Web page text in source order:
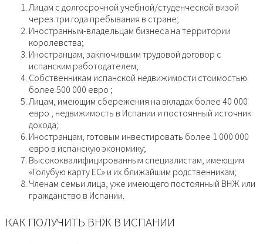
Лицам с долгосрочной учебной/студенческой визой
через три года пребывания в стране;
Иностранным-владельцам бизнеса на территории
королевства;
Иностранцам, заключившим трудовой договор с
испанским работодателем;
Собственникам испанской недвижимости стоимостью
более 500 000 евро ;
Лицам, имеющим сбережения на вкладах более 40 000
евро , недвижимость в Испании и постоянный источник
дохода;
Иностранцам, готовым инвестировать более 1 000 000
евро в испанскую экономику;
Высококвалифицированным специалистам, имеющим
«Голубую карту ЕС» и их ближайшим родственникам;
Членам семьи лица, уже имеющего постоянный ВНЖ или
гражданство в Испании.
КАК ПОЛУЧИТЬ ВНЖ В ИСПАНИИ